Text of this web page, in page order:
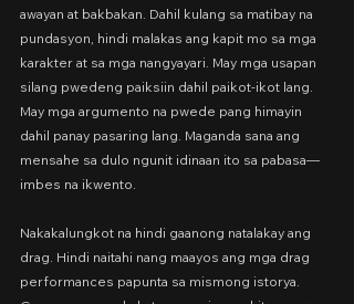
awayan at bakbakan. Dahil kulang sa matibay na
pundasyon, hindi malakas ang kapit mo sa mga
karakter at sa mga nangyayari. May mga usapan
silang pwedeng paiksiin dahil paikot-ikot lang.
May mga argumento na pwede pang himayin
dahil panay pasaring lang. Maganda sana ang
mensahe sa dulo ngunit idinaan ito sa pabasa—
imbes na ikwento.
Nakakalungkot na hindi gaanong natalakay ang
drag. Hindi naitahi nang maayos ang mga drag
performances papunta sa mismong istorya.